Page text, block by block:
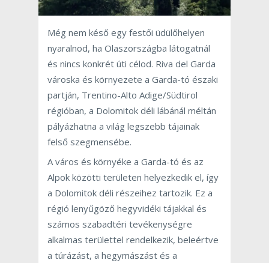
Még nem késő egy festői üdülőhelyen
nyaralnod, ha Olaszországba látogatnál
és nincs konkrét úti célod. Riva del Garda
városka és környezete a Garda-tó északi
partján, Trentino-Alto Adige/Südtirol
régióban, a Dolomitok déli lábánál méltán
pályázhatna a világ legszebb tájainak
felső szegmensébe.
A város és környéke a Garda-tó és az
Alpok közötti területen helyezkedik el, így
a Dolomitok déli részeihez tartozik. Ez a
régió lenyűgöző hegyvidéki tájakkal és
számos szabadtéri tevékenységre
alkalmas területtel rendelkezik, beleértve
a túrázást, a hegymászást és a